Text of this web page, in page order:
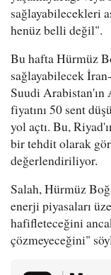
sağlayabilecekleri
henüz belli değil".
Bu hafta Hürmüz
sağlayabilecek
Suudi Arabistan'ın
fiyatını 50 sent
yol açtı. Bu,
bir tehdit olarak
değerlendiriliyor.
Salah, Hürmüz
enerji piyasaları
hafifleteceğini
çözmeyeceğini"